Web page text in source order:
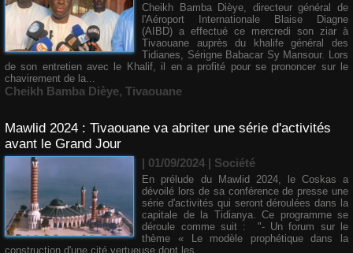
Cheikh Bamba Dièye, directeur général de
l'Aéroport Internationale Blaise Diagne
(AIBD) a effectué ce mercredi son ziar à
Tivaouane auprès du khalife général des
Tidianes, Sérigne Babacar Sy Mansour. Lors
de son entretien avec le Khalif, il en a profité pour se prononcer sur le
chavirement de la...
Cheikh Bamba Dièye, Tivaouane
Mawlid 2024 : Tivaouane va abriter une série d'activités
avant le Grand Jour
| 01/09/2024 | Société
En prélude du Mawlid 2024, le Coskas a
dévoilé lors de sa conférence de presse une
série d'activités qui seront déroulées dans la
capitale de la Tidianya. Ce programme se
déroule comme suit : "- Un forum sur le
thème « Le modèle prophétique dans la
construction d'une cité vertueuse dont les...